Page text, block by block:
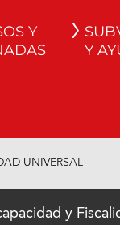
Y
Y
UNIVERSAL
y